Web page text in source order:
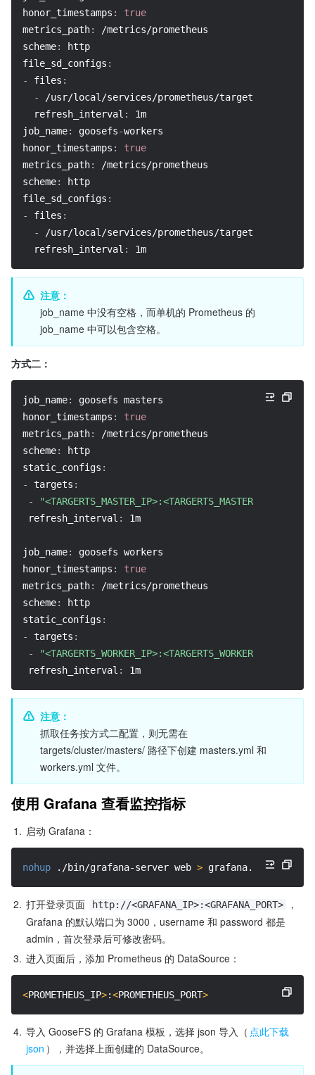
honor_timestamps :
true
metrics_path:
/metrics/prometheus
scheme:
http
file_sd_configs :
-
files :
-
/usr/local/services/prometheus/targets/cluster/
refresh_interval :
1m
job_name: goosefs-workers
honor_timestamps :
true
metrics_path:
/metrics/prometheus
scheme:
http
file_sd_configs :
-
files :
-
/usr/local/services/prometheus/targets/cluster/
refresh_interval : 1m
注意：
job_name 中没有空格，而单机的 Prometheus 的
job_name 中可以包含空格。
方式二：
job_name:
goosefs masters
honor_timestamps :
true
metrics_path:
/metrics/prometheus
scheme:
http
static_configs :
-
targets :
-
"<TARGERTS_MASTER_IP>:<TARGERTS_MASTER_PORT>"
refresh_interval : 1m
job_name:
goosefs workers
honor_timestamps :
true
metrics_path:
/metrics/prometheus
scheme:
http
static_configs :
-
targets :
-
"<TARGERTS_WORKER_IP>:<TARGERTS_WORKER_PORT>"
refresh_interval : 1m
注意：
抓取任务按方式二配置，则无需在
targets/cluster/masters/ 路径下创建 masters.yml 和
workers.yml 文件。
使用 Grafana 查看监控指标
1. 启动 Grafana：
nohup ./bin/grafana-server web > grafana.log 2>&1
2. 打开登录页面 http://<GRAFANA_IP>:<GRAFANA_PORT>
，
Grafana 的默认端口为 3000，username 和 password 都是
admin，首次登录后可修改密码。
3. 进入页面后，添加 Prometheus 的 DataSource：
<PROMETHEUS_IP>:<PROMETHEUS_PORT>
4. 导入 GooseFS 的 Grafana 模板，选择 json 导入（ 点此下载
json ），并选择上面创建的 DataSource。